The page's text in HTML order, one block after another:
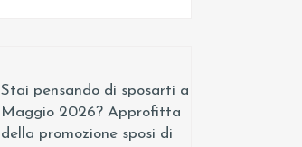
Stai pensando di sposarti a
Maggio 2026? Approfitta
della promozione sposi di